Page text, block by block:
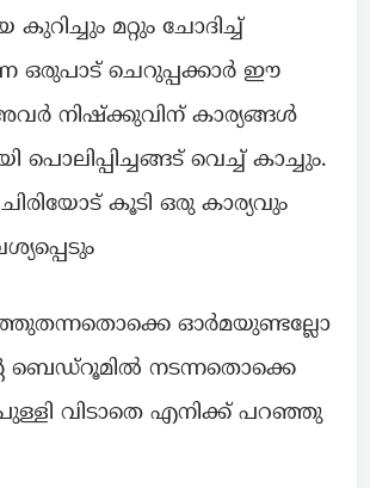
കുറിച്ചും മറ്റും ചോദിച്ച്
ഒരുപാട് ചെറുപ്പക്കാർ ഈ
അവർ നിഷ്ക്കുവിന് കാര്യങ്ങൾ
പൊലിപ്പിച്ചങ്ങട് വെച്ച് കാച്ചും.
കൂടി ഒരു കാര്യവും
ഓർമയുണ്ടല്ലോ
ബെഡ്‌റൂമിൽ നടന്നതൊക്കെ
വിടാതെ എനിക്ക് പറഞ്ഞു